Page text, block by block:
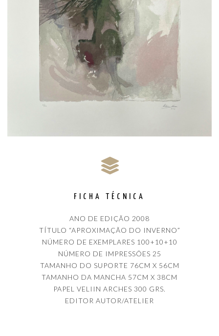
FICHA TÉCNICA
ANO DE EDIÇÃO 2008
TÍTULO “APROXIMAÇÃO DO INVERNO”
NÚMERO DE EXEMPLARES 100+10+10
NÚMERO DE IMPRESSÕES 25
TAMANHO DO SUPORTE 76CM X 56CM
TAMANHO DA MANCHA 57CM X 38CM
PAPEL VELIIN ARCHES 300 GRS.
EDITOR AUTOR/ATELIER